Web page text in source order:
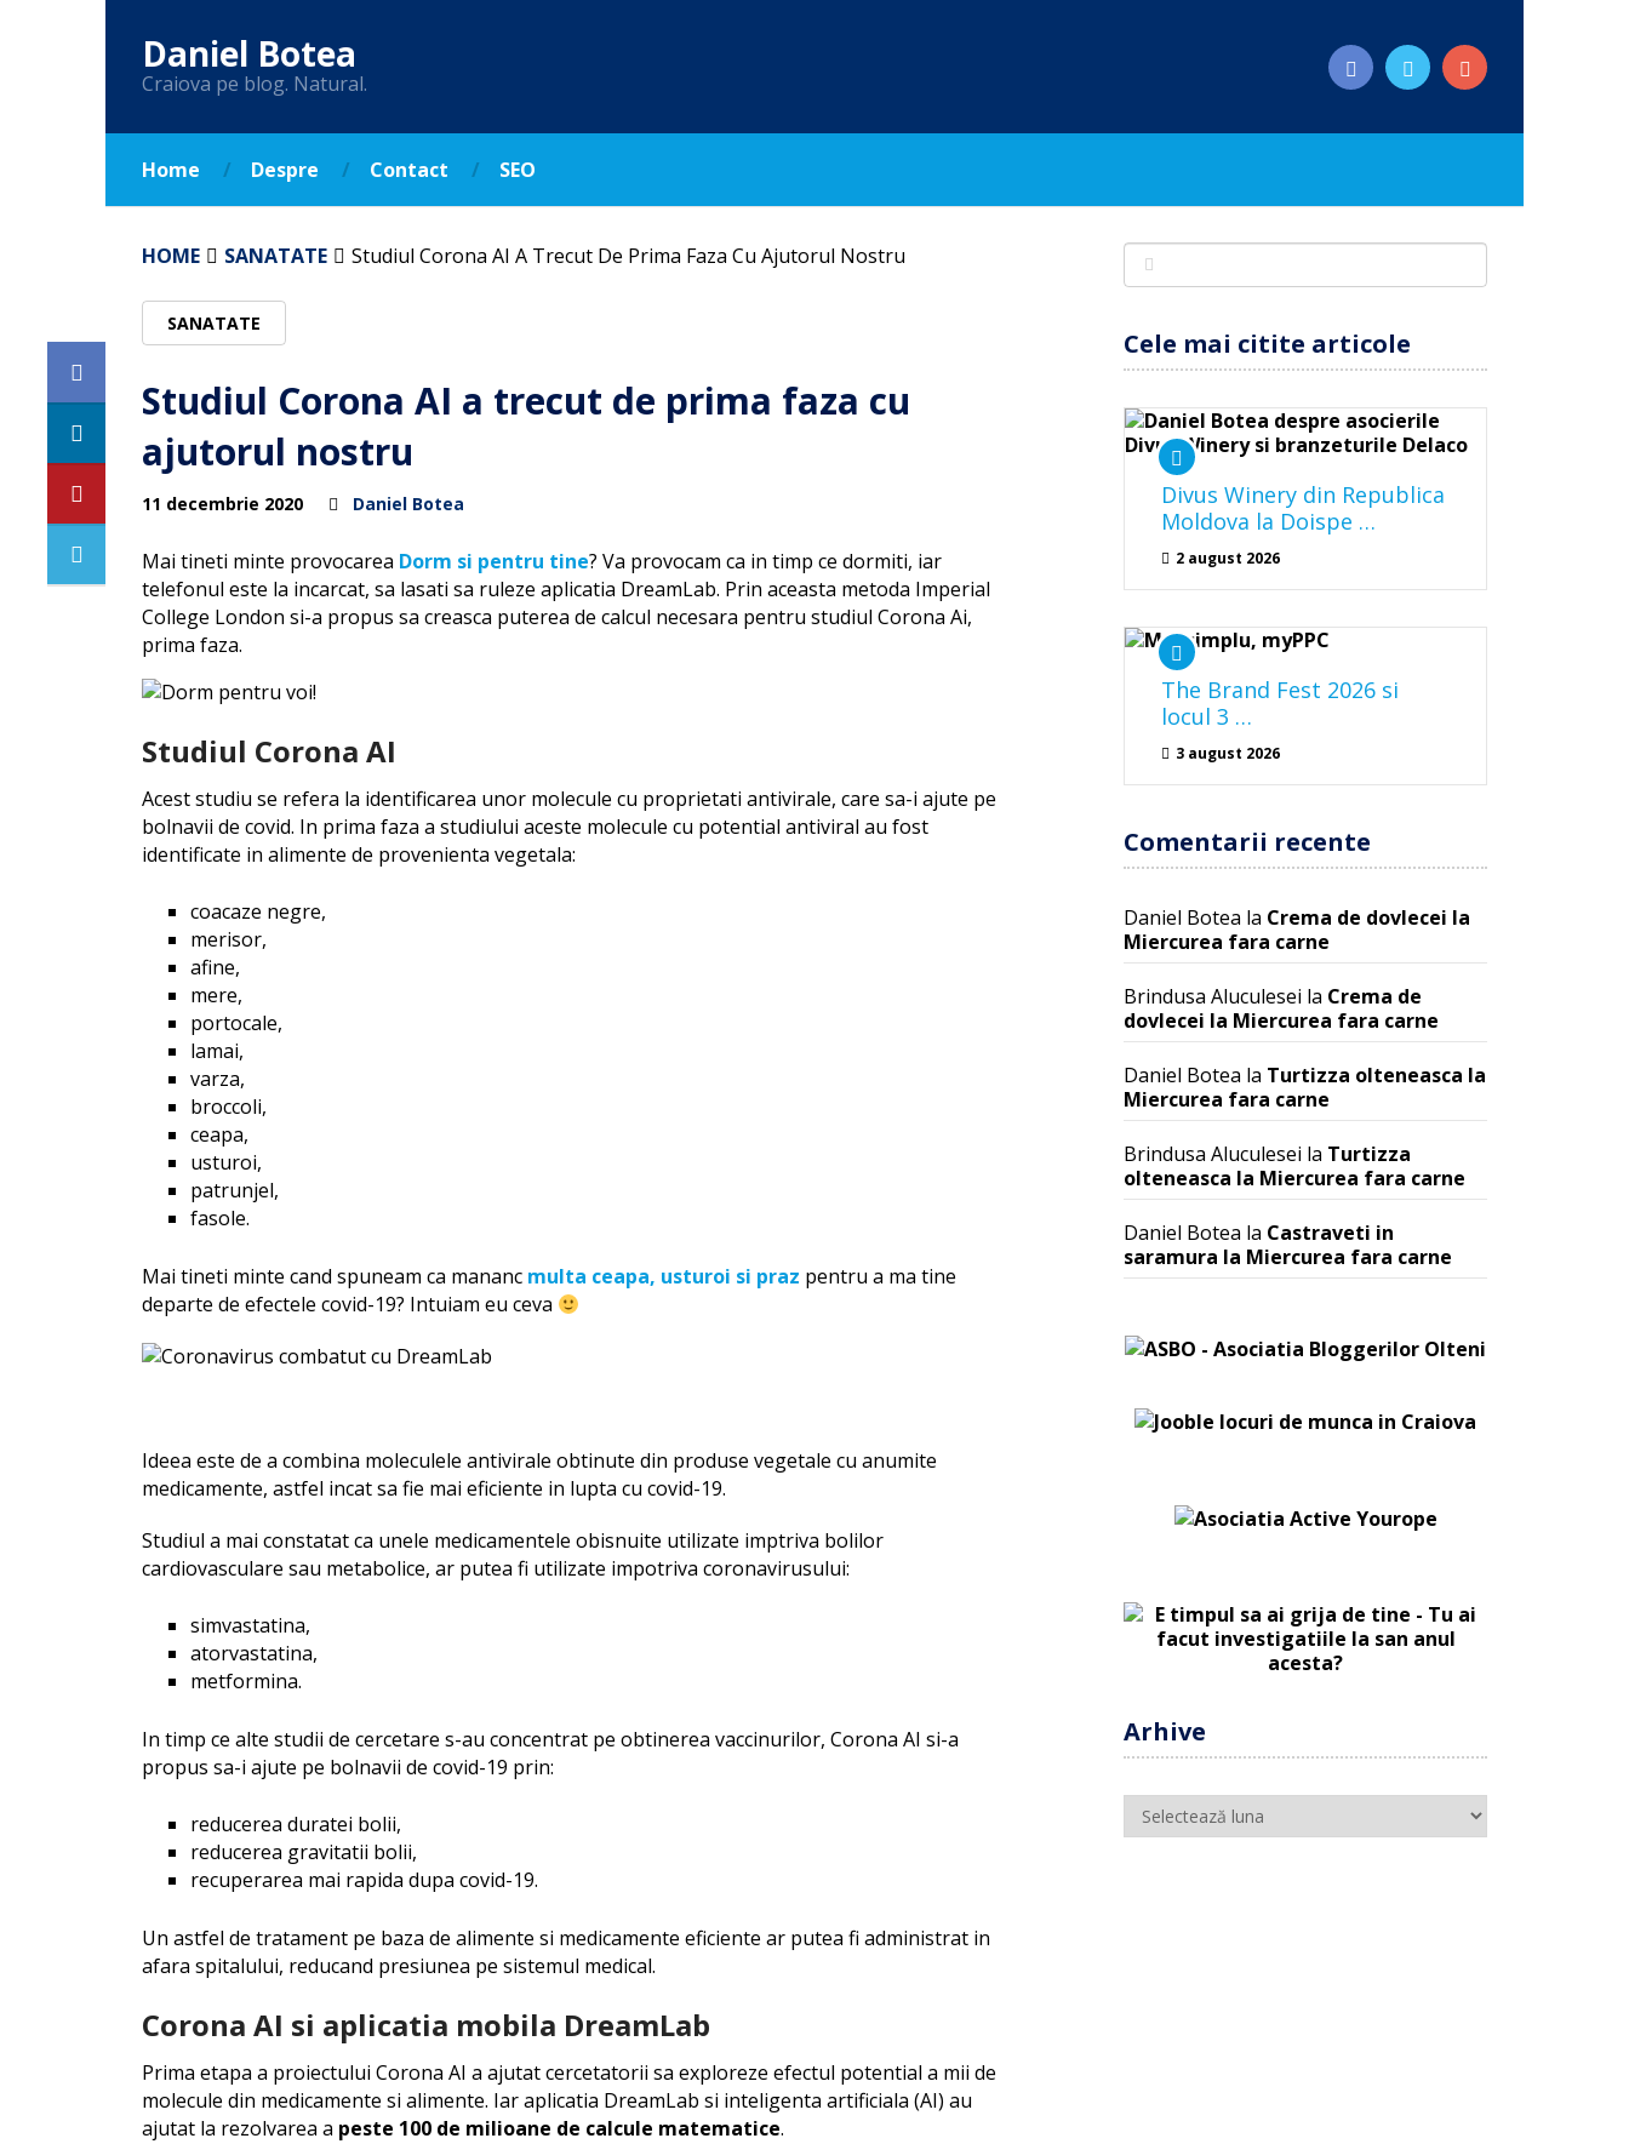
Daniel Botea
Craiova pe blog. Natural.
Home Despre Contact SEO
HOME SANATATE Studiul Corona AI A Trecut De Prima Faza Cu Ajutorul Nostru
SANATATE
Studiul Corona AI a trecut de prima faza cu
ajutorul nostru
11 decembrie 2020 Daniel Botea
Mai tineti minte provocarea Dorm si pentru tine? Va provocam ca in timp ce dormiti, iar
telefonul este la incarcat, sa lasati sa ruleze aplicatia DreamLab. Prin aceasta metoda Imperial
College London si-a propus sa creasca puterea de calcul necesara pentru studiul Corona Ai,
prima faza.
Studiul Corona AI
Acest studiu se refera la identificarea unor molecule cu proprietati antivirale, care sa-i ajute pe
bolnavii de covid. In prima faza a studiului aceste molecule cu potential antiviral au fost
identificate in alimente de provenienta vegetala:
coacaze negre,
merisor,
afine,
mere,
portocale,
lamai,
varza,
broccoli,
ceapa,
usturoi,
patrunjel,
fasole.
Mai tineti minte cand spuneam ca mananc multa ceapa, usturoi si praz pentru a ma tine
departe de efectele covid-19? Intuiam eu ceva
Ideea este de a combina moleculele antivirale obtinute din produse vegetale cu anumite
medicamente, astfel incat sa fie mai eficiente in lupta cu covid-19.
Studiul a mai constatat ca unele medicamentele obisnuite utilizate imptriva bolilor
cardiovasculare sau metabolice, ar putea fi utilizate impotriva coronavirusului:
simvastatina,
atorvastatina,
metformina.
In timp ce alte studii de cercetare s-au concentrat pe obtinerea vaccinurilor, Corona AI si-a
propus sa-i ajute pe bolnavii de covid-19 prin:
reducerea duratei bolii,
reducerea gravitatii bolii,
recuperarea mai rapida dupa covid-19.
Un astfel de tratament pe baza de alimente si medicamente eficiente ar putea fi administrat in
afara spitalului, reducand presiunea pe sistemul medical.
Corona AI si aplicatia mobila DreamLab
Prima etapa a proiectului Corona AI a ajutat cercetatorii sa exploreze efectul potential a mii de
molecule din medicamente si alimente. Iar aplicatia DreamLab si inteligenta artificiala (AI) au
ajutat la rezolvarea a peste 100 de milioane de calcule matematice.
Cele mai citite articole
Divus Winery din Republica
Moldova la Doispe …
2 august 2026
The Brand Fest 2026 si
locul 3 …
3 august 2026
Comentarii recente
Daniel Botea la Crema de dovlecei la
Miercurea fara carne
Brindusa Aluculesei la Crema de
dovlecei la Miercurea fara carne
Daniel Botea la Turtizza olteneasca la
Miercurea fara carne
Brindusa Aluculesei la Turtizza
olteneasca la Miercurea fara carne
Daniel Botea la Castraveti in
saramura la Miercurea fara carne
Arhive
Arhive